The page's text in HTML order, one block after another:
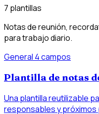
7 plantillas
Notas de reunión,
para trabajo diario.
General 4 campos
Plantilla de notas
Una plantilla reutilizable
responsables y próximos